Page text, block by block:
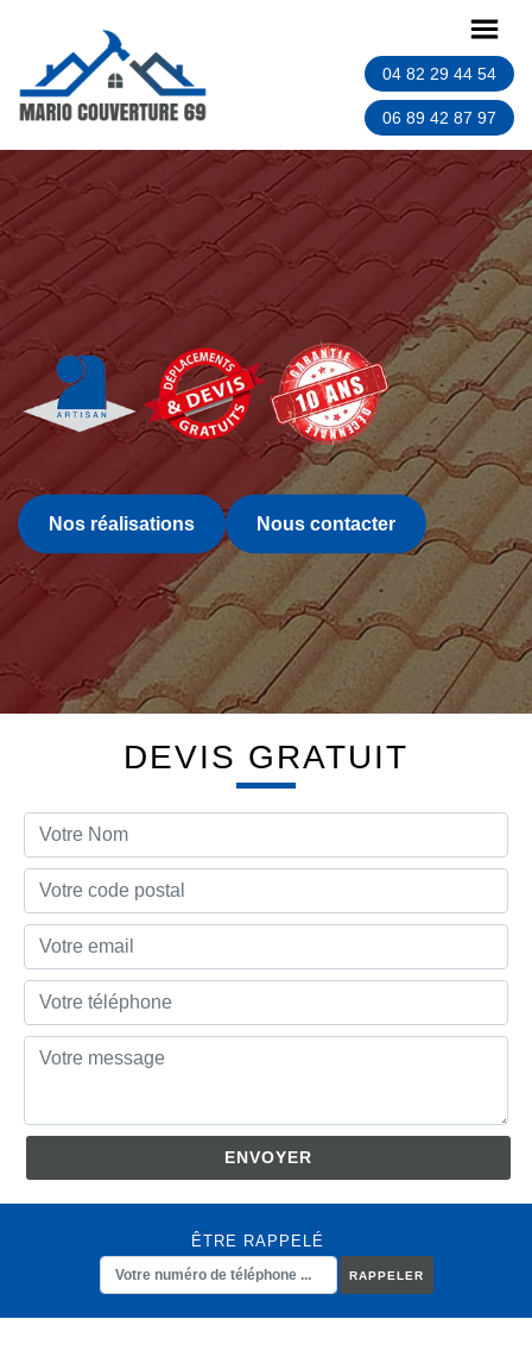
04 82 29 44 54
06 89 42 87 97
Nos réalisations Nous contacter
DEVIS GRATUIT
ÊTRE RAPPELÉ